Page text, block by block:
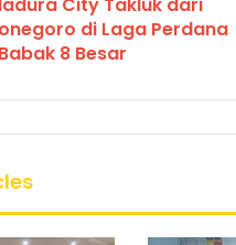
di Laga Perdana
Babak 8 Besar